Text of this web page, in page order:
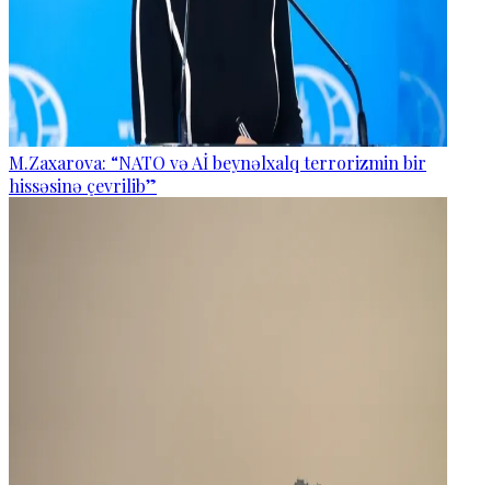
M.Zaxarova: “NATO və Aİ beynəlxalq terrorizmin bir
hissəsinə çevrilib”